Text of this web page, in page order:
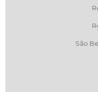
São